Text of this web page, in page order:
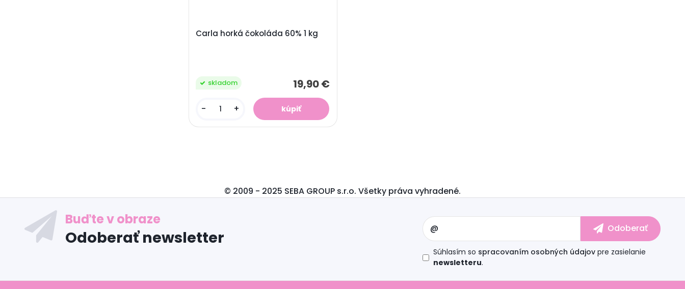
Carla horká čokoláda 60% 1 kg
19,90 €
skladom
- +
© 2009 - 2025 SEBA GROUP s.r.o. Všetky práva vyhradené.
Odoberať newsletter
Súhlasím so spracovaním osobných údajovpre zasielanie
newsletteru.